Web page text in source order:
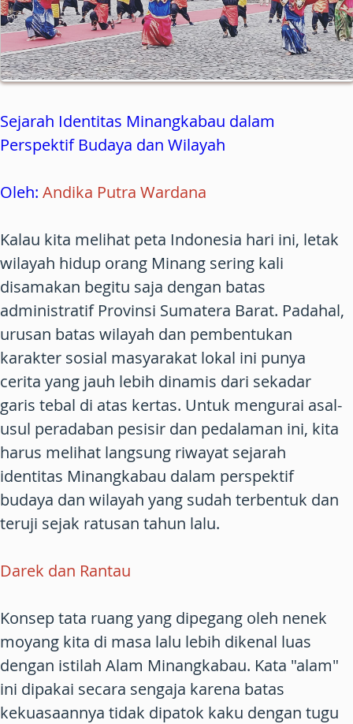
Sejarah Identitas Minangkabau dalam
Perspektif Budaya dan Wilayah
Oleh: Andika Putra Wardana
Kalau kita melihat peta Indonesia hari ini, letak
wilayah hidup orang Minang sering kali
disamakan begitu saja dengan batas
administratif Provinsi Sumatera Barat. Padahal,
urusan batas wilayah dan pembentukan
karakter sosial masyarakat lokal ini punya
cerita yang jauh lebih dinamis dari sekadar
garis tebal di atas kertas. Untuk mengurai asal-
usul peradaban pesisir dan pedalaman ini, kita
harus melihat langsung riwayat sejarah
identitas Minangkabau dalam perspektif
budaya dan wilayah yang sudah terbentuk dan
teruji sejak ratusan tahun lalu.
Darek dan Rantau
Konsep tata ruang yang dipegang oleh nenek
moyang kita di masa lalu lebih dikenal luas
dengan istilah Alam Minangkabau. Kata "alam"
ini dipakai secara sengaja karena batas
kekuasaannya tidak dipatok kaku dengan tugu